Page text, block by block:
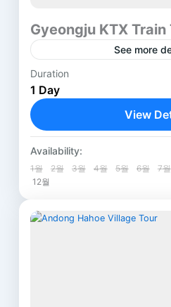
Gyeongju KTX Train
See more
Time :
Please contact us.
Address :
Bulguksa Buddihist
385, Bulguk-ro,
Cheomseongdae
1 Person
Duration
1 Day
View
Availability:
1월 2월 3월 4월 5월 6월 7월
12월